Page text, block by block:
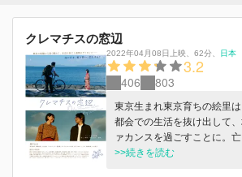
クレマチスの窓辺
2022年04月08日上映 62分 日本
3.2
406 803
東京生まれ東京育ちの絵里
都会での生活を抜け出して
ァカンスを過ごすことに。
家で暮らす 1 週間の中で、
>>続きを読む